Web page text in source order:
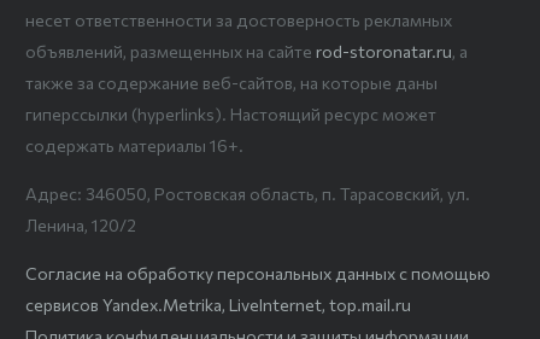
несет ответственности за достоверность рекламных
объявлений, размещенных на сайте rod-storonatar.ru, а
также за содержание веб-сайтов, на которые даны
гиперссылки (hyperlinks). Настоящий ресурс может
содержать материалы 16+.
Адрес: 346050, Ростовская область, п. Тарасовский, ул.
Ленина, 120/2
Согласие на обработку персональных данных с помощью
сервисов Yandex.Metrika, LiveInternet, top.mail.ru